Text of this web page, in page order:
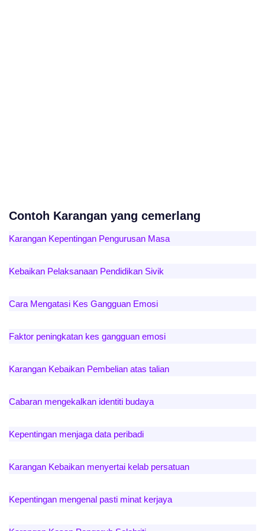
Contoh Karangan yang cemerlang
Karangan Kepentingan Pengurusan Masa
Kebaikan Pelaksanaan Pendidikan Sivik
Cara Mengatasi Kes Gangguan Emosi
Faktor peningkatan kes gangguan emosi
Karangan Kebaikan Pembelian atas talian
Cabaran mengekalkan identiti budaya
Kepentingan menjaga data peribadi
Karangan Kebaikan menyertai kelab persatuan
Kepentingan mengenal pasti minat kerjaya